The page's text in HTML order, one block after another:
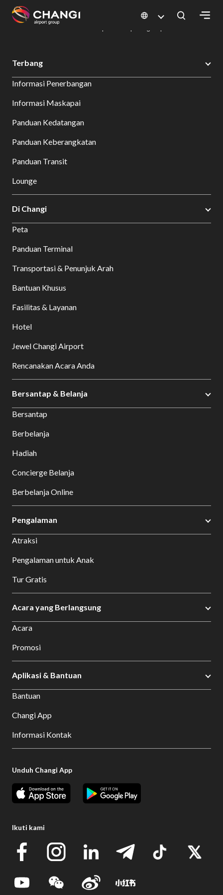
All
Sites:
Select:
Changi Airport
Bersantap dan Belanja
Terbang
Informasi Penerbangan
Informasi Maskapai
Panduan Kedatangan
Panduan Keberangkatan
Panduan Transit
Lounge
Di Changi
Peta
Panduan Terminal
Transportasi & Penunjuk Arah
Bantuan Khusus
Fasilitas & Layanan
Hotel
Jewel Changi Airport
Rencanakan Acara Anda
Bersantap & Belanja
Bersantap
Berbelanja
Hadiah
Concierge Belanja
Berbelanja Online
Pengalaman
Atraksi
Pengalaman untuk Anak
Tur Gratis
Acara yang Berlangsung
Acara
Promosi
Aplikasi & Bantuan
Bantuan
Changi App
Informasi Kontak
Unduh Changi App
Ikuti kami